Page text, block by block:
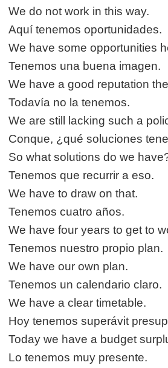
We do not work in this way.
Aquí tenemos oportunidades.
We have some opportunities
Tenemos una buena imagen.
We have a good reputation
Todavía no la tenemos.
We are still lacking such a
Conque, ¿qué soluciones
So what solutions do we
Tenemos que recurrir a eso.
We have to draw on that.
Tenemos cuatro años.
We have four years to get to
Tenemos nuestro propio plan.
We have our own plan.
Tenemos un calendario claro.
We have a clear timetable.
Hoy tenemos superávit
Today we have a budget
Lo tenemos muy presente.